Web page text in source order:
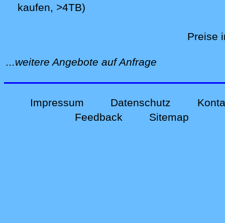
kaufen, >4TB)
Preise
...weitere Angebote auf Anfrage
Impressum Datenschutz
Feedback
Sitemap